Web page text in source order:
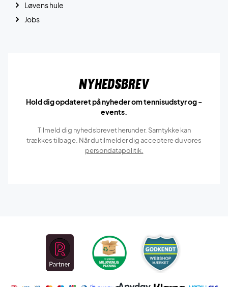
Løvens hule
Jobs
Nyhedsbrev
Hold dig opdateret på nyheder om tennisudstyr og -
events.
Tilmeld dig nyhedsbrevet herunder. Samtykke kan
trækkes tilbage. Når du tilmelder dig acceptere du vores
persondatapolitik.